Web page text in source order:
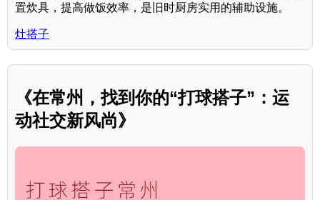
置炊具，提高做饭效率，是旧时厨房实用的辅助设施。
灶搭子
《在常州，找到你的“打球搭子”：运
动社交新风尚》